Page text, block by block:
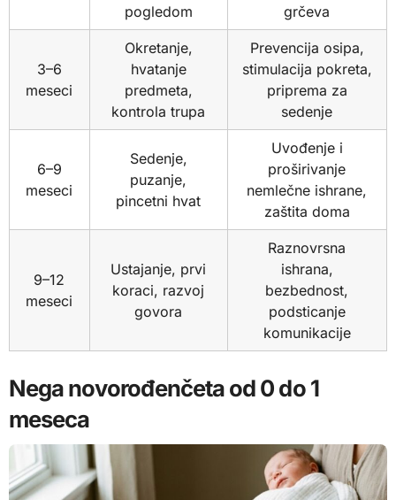
pogledom
grčeva
3–6
meseci
Okretanje,
hvatanje
predmeta,
kontrola trupa
Prevencija osipa,
stimulacija pokreta,
priprema za
sedenje
6–9
meseci
Sedenje,
puzanje,
pincetni hvat
Uvođenje i
proširivanje
nemlečne ishrane,
zaštita doma
9–12
meseci
Ustajanje, prvi
koraci, razvoj
govora
Raznovrsna
ishrana,
bezbednost,
podsticanje
komunikacije
Nega novorođenčeta od 0 do 1
meseca